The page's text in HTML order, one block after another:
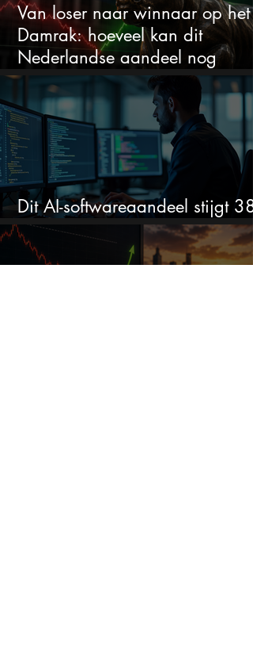
Van loser naar winnaar op het
Damrak: hoeveel kan dit
Nederlandse aandeel nog
stijgen?
Dit AI-softwareaandeel stijgt
en zet de SaaS-crash op zijn